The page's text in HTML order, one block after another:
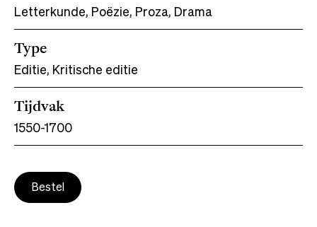
Letterkunde, Poëzie, Proza, Drama
Type
Editie, Kritische editie
Tijdvak
1550-1700
Bestel